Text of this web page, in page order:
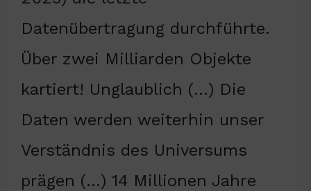
Datenübertragung durchführte.
Über zwei Milliarden Objekte
kartiert! Unglaublich (…) Die
Daten werden weiterhin unser
Verständnis des Universums
prägen (…) 14 Millionen Jahre